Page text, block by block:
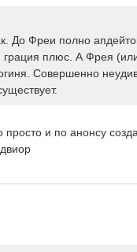
До Фреи полно
грация плюс. А Фрея
Совершенно
и по анонсу